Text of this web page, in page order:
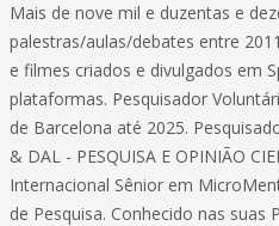
Mais de nove mil e duzentas e
palestras/aulas/debates entre
e filmes criados e divulgados em
plataformas. Pesquisador
de Barcelona até 2025.
& DAL - PESQUISA E OPINIÃO
Internacional Sênior em
de Pesquisa. Conhecido nas suas